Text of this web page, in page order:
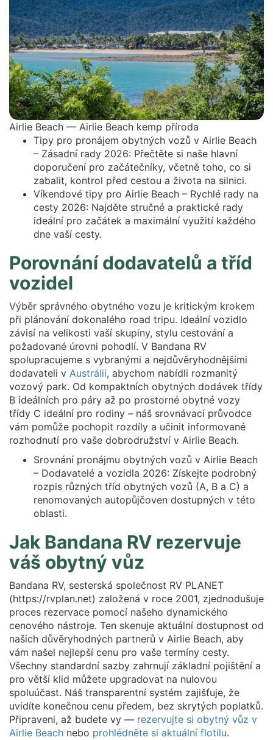
Airlie Beach — Airlie Beach kemp příroda
Tipy pro pronájem obytných vozů v Airlie Beach
– Zásadní rady 2026: Přečtěte si naše hlavní
doporučení pro začátečníky, včetně toho, co si
zabalit, kontrol před cestou a života na silnici.
Víkendové tipy pro Airlie Beach – Rychlé rady na
cesty 2026: Najděte stručné a praktické rady
ideální pro začátek a maximální využití každého
dne vaší cesty.
Porovnání dodavatelů a tříd
vozidel
Výběr správného obytného vozu je kritickým krokem
při plánování dokonalého road tripu. Ideální vozidlo
závisí na velikosti vaší skupiny, stylu cestování a
požadované úrovni pohodlí. V Bandana RV
spolupracujeme s vybranými a nejdůvěryhodnějšími
dodavateli v Austrálii, abychom nabídli rozmanitý
vozový park. Od kompaktních obytných dodávek třídy
B ideálních pro páry až po prostorné obytné vozy
třídy C ideální pro rodiny – náš srovnávací průvodce
vám pomůže pochopit rozdíly a učinit informované
rozhodnutí pro vaše dobrodružství v Airlie Beach.
Srovnání pronájmu obytných vozů v Airlie Beach
– Dodavatelé a vozidla 2026: Získejte podrobný
rozpis různých tříd obytných vozů (A, B a C) a
renomovaných autopůjčoven dostupných v této
oblasti.
Jak Bandana RV rezervuje
váš obytný vůz
Bandana RV, sesterská společnost RV PLANET
(https://rvplan.net) založená v roce 2001, zjednodušuje
proces rezervace pomocí našeho dynamického
cenového nástroje. Ten skenuje aktuální dostupnost od
našich důvěryhodných partnerů v Airlie Beach, aby
vám našel nejlepší cenu pro vaše termíny cesty.
Všechny standardní sazby zahrnují základní pojištění a
pro větší klid můžete upgradovat na nulovou
spoluúčast. Náš transparentní systém zajišťuje, že
uvidíte konečnou cenu předem, bez skrytých poplatků.
Připraveni, až budete vy — rezervujte si obytný vůz v
Airlie Beach nebo prohlédněte si aktuální flotilu.